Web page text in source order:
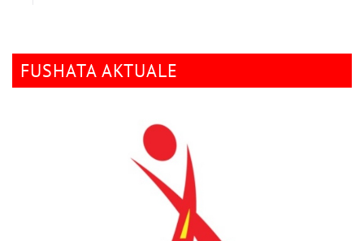
FUSHATA AKTUALE